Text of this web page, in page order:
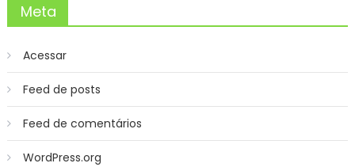
Meta
Acessar
Feed de posts
Feed de comentários
WordPress.org